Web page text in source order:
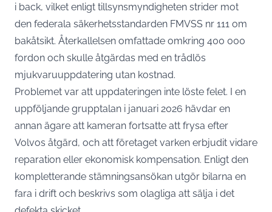
i back, vilket enligt tillsynsmyndigheten strider mot
den federala säkerhetsstandarden FMVSS nr 111 om
bakåtsikt. Återkallelsen omfattade omkring 400 000
fordon och skulle åtgärdas med en trådlös
mjukvaruuppdatering utan kostnad.
Problemet var att uppdateringen inte löste felet. I en
uppföljande grupptalan i januari 2026 hävdar en
annan ägare att kameran fortsatte att frysa efter
Volvos åtgärd, och att företaget varken erbjudit vidare
reparation eller ekonomisk kompensation. Enligt den
kompletterande stämningsansökan utgör bilarna en
fara i drift och beskrivs som olagliga att sälja i det